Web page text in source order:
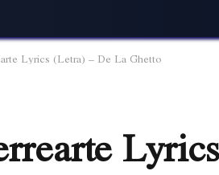
Lyrics (Letra) – De La Ghetto